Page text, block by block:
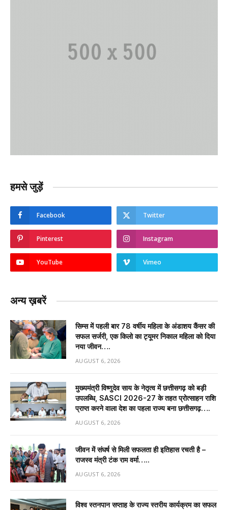
हमसे जुड़ें
Facebook Twitter
Pinterest Instagram
YouTube Vimeo
अन्य ख़बरें
सिम्स में पहली बार 78 वर्षीय महिला के अंडाशय कैंसर की
सफल सर्जरी, एक किलो का ट्यूमर निकाल महिला को दिया
नया जीवन….
AUGUST 6, 2026
मुख्यमंत्री विष्णुदेव साय के नेतृत्व में छत्तीसगढ़ को बड़ी
उपलब्धि, SASCI 2026-27 के तहत प्रोत्साहन राशि
प्राप्त करने वाला देश का पहला राज्य बना छत्तीसगढ़….
AUGUST 6, 2026
जीवन में संघर्ष से मिली सफलता ही इतिहास रचती है –
राजस्व मंत्री टंक राम वर्मा…..
AUGUST 6, 2026
विश्व स्तनपान सप्ताह के राज्य स्तरीय कार्यक्रम का सफल